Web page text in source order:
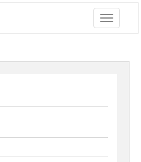
Toggle
navigation